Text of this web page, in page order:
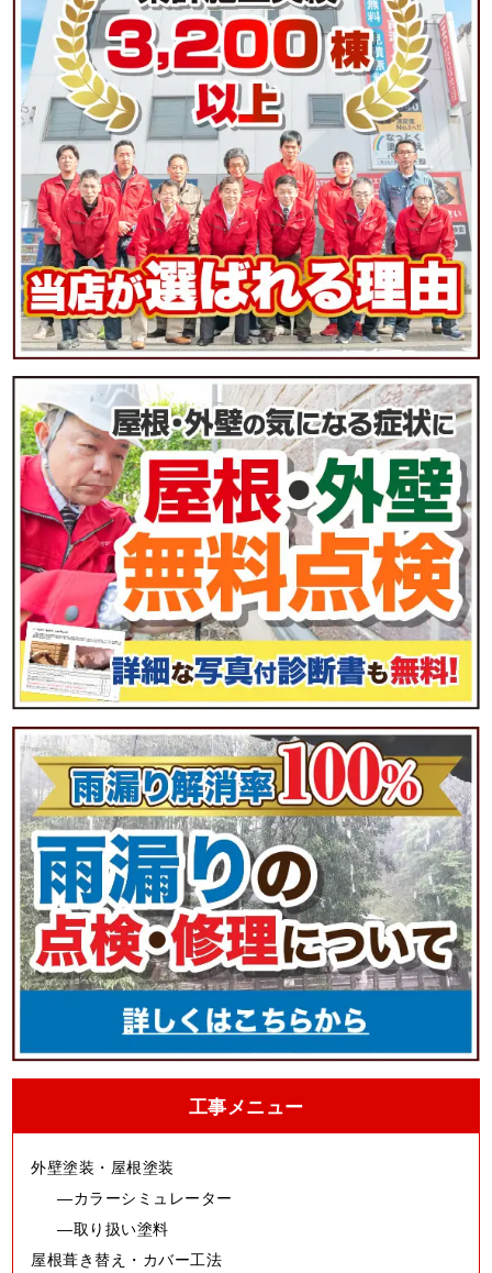
工事メニュー
外壁塗装・屋根塗装
カラーシミュレーター
取り扱い塗料
屋根葺き替え・カバー工法